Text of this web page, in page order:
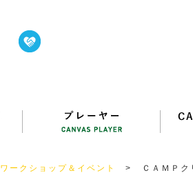
ワークショップ＆イベント > ＣＡＭＰ